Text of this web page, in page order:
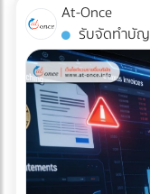
บริการขนส่ง (3PL) ร
คุณ ควรต้องมีคุณสมบั
แพทย์โดยเฉพาะ ดัง
Ride Suspension):
ช่วงล่างแบบถุงลมเท่า
กระแทกจากพื้นถนน
เครื่องจักรให้อยู่ใน
การขนส่งระดับนี้ไม่ไ
พยาบาล แต่ทีมขนส่ง
Agencies) และขายห้
Nomad ที่ต้องการพ
เจ้าของโรงแรมหรือ
โดยเฉพาะในช่วง
กลยุทธ์ครับ ทำไมการตลาดแบบเดิมถึงปิดการขายกลุ่ม Nomad
ไม่ได้? พฤติกรรมก
จากนักท่องเที่ยวทั่วไ
น้ำสวยๆ หรืออาหาร
At-Once
รับจัดทำบั